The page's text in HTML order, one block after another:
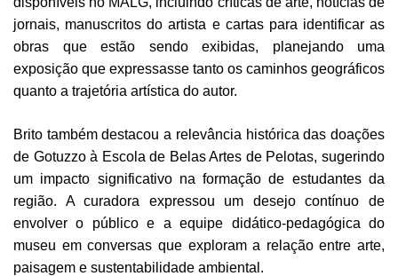
jornais, manuscritos do artista e cartas para identificar as
obras que estão sendo exibidas, planejando uma
exposição que expressasse tanto os caminhos geográficos
quanto a trajetória artística do autor.
Brito também destacou a relevância histórica das doações
de Gotuzzo à Escola de Belas Artes de Pelotas, sugerindo
um impacto significativo na formação de estudantes da
região. A curadora expressou um desejo contínuo de
envolver o público e a equipe didático-pedagógica do
museu em conversas que exploram a relação entre arte,
paisagem e sustentabilidade ambiental.